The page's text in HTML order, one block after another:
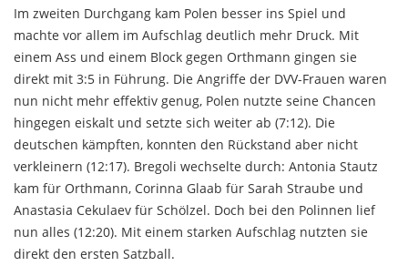
Im zweiten Durchgang kam Polen besser ins Spiel und
machte vor allem im Aufschlag deutlich mehr Druck. Mit
einem Ass und einem Block gegen Orthmann gingen sie
direkt mit 3:5 in Führung. Die Angriffe der DVV-Frauen waren
nun nicht mehr effektiv genug, Polen nutzte seine Chancen
hingegen eiskalt und setzte sich weiter ab (7:12). Die
deutschen kämpften, konnten den Rückstand aber nicht
verkleinern (12:17). Bregoli wechselte durch: Antonia Stautz
kam für Orthmann, Corinna Glaab für Sarah Straube und
Anastasia Cekulaev für Schölzel. Doch bei den Polinnen lief
nun alles (12:20). Mit einem starken Aufschlag nutzten sie
direkt den ersten Satzball.